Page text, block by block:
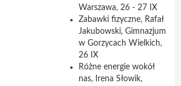
Warszawa, 26 - 27 IX
Zabawki fizyczne, Rafał
Jakubowski, Gimnazjum
w Gorzycach Wielkich,
26 IX
Różne energie wokół
nas, Irena Słowik,